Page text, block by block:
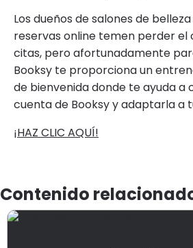
Los dueños de salones de
reservas online temen perder el
citas, pero afortunadamente
Booksy te proporciona un
de bienvenida donde te ayuda a
cuenta de Booksy y adaptarla a
¡HAZ CLIC AQUÍ!
Contenido